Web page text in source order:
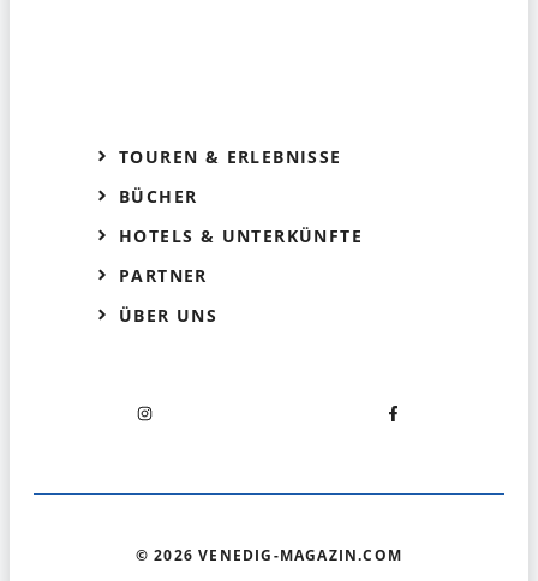
TOUREN & ERLEBNISSE
BÜCHER
HOTELS & UNTERKÜNFTE
PARTNER
ÜBER UNS
© 2026 VENEDIG-MAGAZIN.COM